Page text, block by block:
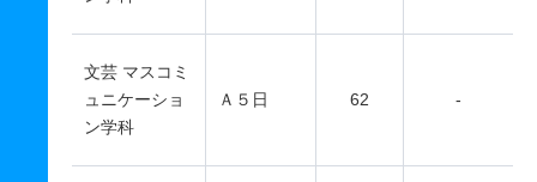
文芸 マスコミ
ュニケーショ
ン学科
Ａ５日 62 -